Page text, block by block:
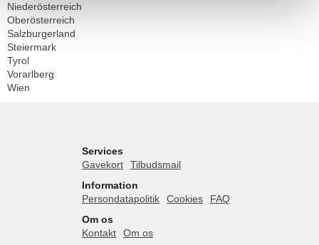
Niederösterreich
Oberösterreich
Salzburgerland
Steiermark
Tyrol
Vorarlberg
Wien
Services
Gavekort
Tilbudsmail
Information
Persondatapolitik
Cookies
FAQ
Om os
Kontakt
Om os